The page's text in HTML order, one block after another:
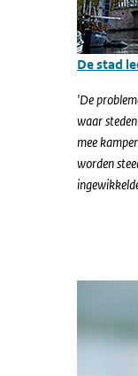
De stad
'De
waar steden
mee
worden